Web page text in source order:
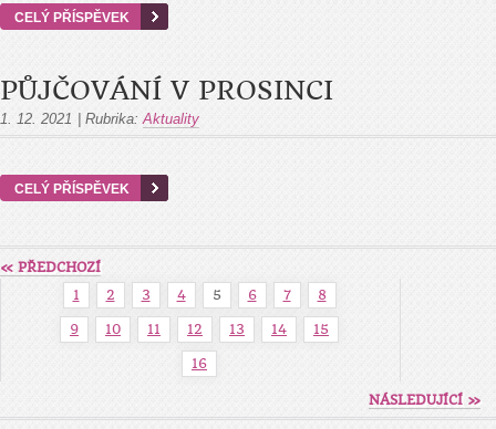
CELÝ PŘÍSPĚVEK
PŮJČOVÁNÍ V PROSINCI
1. 12. 2021 Rubrika: Aktuality
CELÝ PŘÍSPĚVEK
« PŘEDCHOZÍ
1
2 3 4 5 6 7 8
9 10 11 12 13 14 15
16
NÁSLEDUJÍCÍ »